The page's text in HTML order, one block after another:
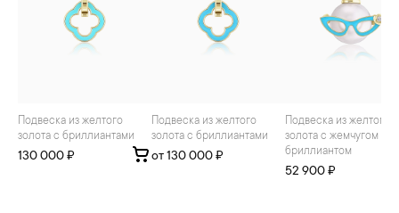
Подвеска из желтого
золота с бриллиантами
130 000 ₽
Подвеска из желтого
золота с бриллиантами
от 130 000 ₽
Подвеска из желтого
золота с жемчугом и
бриллиантом
52 900 ₽